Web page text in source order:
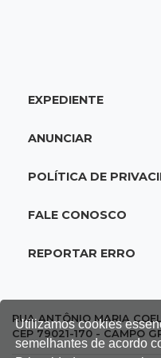
Utilizamos cookies
semelhantes de acordo
20:15Pedro Juan
ligada a laboratório
Suspeitos de
cotado a R$ 5,08
EXPEDIENTE
ANUNCIAR
POLÍTICA DE
FALE CONOSCO
REPORTAR ERRO
RUA ANTÔNIO MARIA
CEP 79021-170 - CAMPO